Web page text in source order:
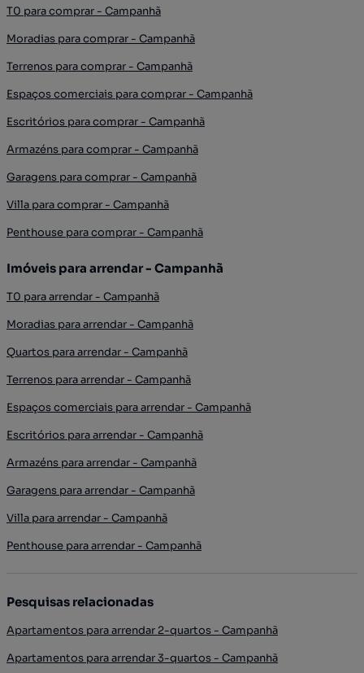
T0 para comprar - Campanhã
Moradias para comprar - Campanhã
Terrenos para comprar - Campanhã
Espaços comerciais para comprar - Campanhã
Escritórios para comprar - Campanhã
Armazéns para comprar - Campanhã
Garagens para comprar - Campanhã
Villa para comprar - Campanhã
Penthouse para comprar - Campanhã
Imóveis para arrendar - Campanhã
T0 para arrendar - Campanhã
Moradias para arrendar - Campanhã
Quartos para arrendar - Campanhã
Terrenos para arrendar - Campanhã
Espaços comerciais para arrendar - Campanhã
Escritórios para arrendar - Campanhã
Armazéns para arrendar - Campanhã
Garagens para arrendar - Campanhã
Villa para arrendar - Campanhã
Penthouse para arrendar - Campanhã
Pesquisas relacionadas
Apartamentos para arrendar 2-quartos - Campanhã
Apartamentos para arrendar 3-quartos - Campanhã